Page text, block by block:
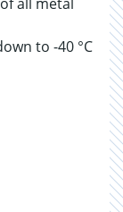
to -40 °C